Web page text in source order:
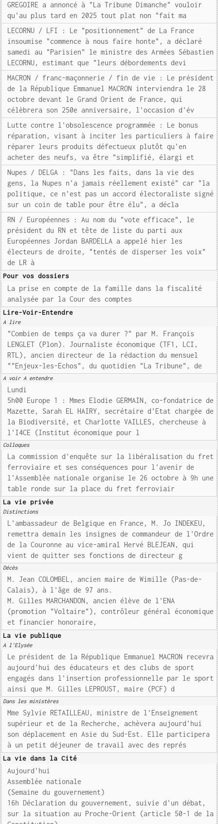
GREGOIRE a annoncé à "La Tribune Dimanche" vouloir
qu'au plus tard en 2025 tout plat non "fait ma
LECORNU / LFI : Le "positionnement" de La France
insoumise "commence à nous faire honte", a déclaré
samedi au "Parisien" le ministre des Armées Sébastien
LECORNU, estimant que "leurs débordements devi
MACRON / franc-maçonnerie / fin de vie : Le président
de la République Emmanuel MACRON interviendra le 28
octobre devant le Grand Orient de France, qui
célèbrera son 250e anniversaire, l'occasion d'év
Lutte contre l'obsolescence programmée : Le bonus
réparation, visant à inciter les particuliers à faire
réparer leurs produits défectueux plutôt qu'en
acheter des neufs, va être "simplifié, élargi et
Nupes / DELGA : "Dans les faits, dans la vie des
gens, la Nupes n'a jamais réellement existé" car "la
politique, ce n'est pas un accord électoraliste signé
sur un coin de table pour être élu", a décla
RN / Européennes : Au nom du "vote efficace", le
président du RN et tête de liste du parti aux
Européennes Jordan BARDELLA a appelé hier les
électeurs de droite, "tentés de disperser les voix"
de LR à
Pour vos dossiers
La prise en compte de la famille dans la fiscalité
analysée par la Cour des comptes
Lire-Voir-Entendre
A lire
"Combien de temps ça va durer ?" par M. François
LENGLET (Plon). Journaliste économique (TF1, LCI,
RTL), ancien directeur de la rédaction du mensuel
""Enjeux-les-Echos", du quotidien "La Tribune", de
A voir A entendre
Lundi
5h00 Europe 1 : Mmes Elodie GERMAIN, co-fondatrice de
Mazette, Sarah EL HAIRY, secrétaire d'Etat chargée de
la Biodiversité, et Charlotte VAILLES, chercheuse à
l'I4CE (Institut économique pour l
Colloques
La commission d'enquête sur la libéralisation du fret
ferroviaire et ses conséquences pour l'avenir de
l'Assemblée nationale organise le 26 octobre à 9h une
table ronde sur la place du fret ferroviair
La vie privée
Distinctions
L'ambassadeur de Belgique en France, M. Jo INDEKEU,
remettra demain les insignes de commandeur de l'Ordre
de la Couronne au vice-amiral Hervé BLEJEAN, qui
vient de quitter ses fonctions de directeur g
Décès
M. Jean COLOMBEL, ancien maire de Wimille (Pas-de-
Calais), à l'âge de 97 ans.
M. Gilles MARCHANDON, ancien élève de l'ENA
(promotion "Voltaire"), contrôleur général économique
et financier honoraire,
La vie publique
A l'Elysée
Le président de la République Emmanuel MACRON recevra
aujourd'hui des éducateurs et des clubs de sport
engagés dans l'insertion professionnelle par le sport
ainsi que M. Gilles LEPROUST, maire (PCF) d
Dans les ministères
Mme Sylvie RETAILLEAU, ministre de l'Enseignement
supérieur et de la Recherche, achèvera aujourd'hui
son déplacement en Asie du Sud-Est. Elle participera
à un petit déjeuner de travail avec des représ
La vie dans la Cité
Aujourd'hui
Assemblée nationale
(Semaine du gouvernement)
16h Déclaration du gouvernement, suivie d'un débat,
sur la situation au Proche-Orient (article 50-1 de la